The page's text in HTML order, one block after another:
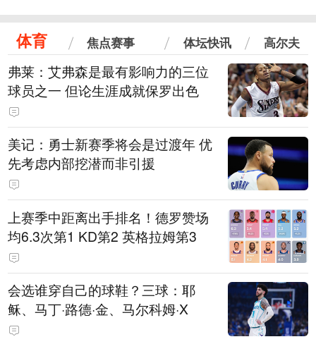
体育 焦点赛事 体坛快讯 高尔夫
弗莱：艾弗森是最有影响力的三位
球员之一 但论生涯成就保罗出色
美记：勇士新赛季将会是过渡年 优
先考虑内部挖潜而非引援
上赛季中距离出手排名！德罗赞场
均6.3次第1 KD第2 英格拉姆第3
会选谁穿自己的球鞋？三球：耶
稣、马丁·路德·金、马尔科姆·X